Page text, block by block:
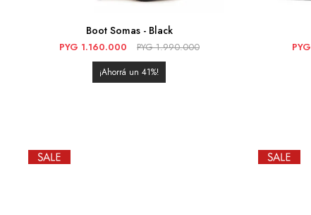
Boot Somas - Black
PYG 1.160.000 PYG 1.990.000
41
PYG